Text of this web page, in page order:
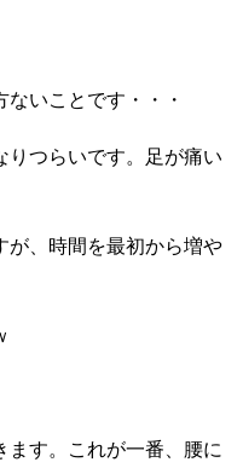
いことです・・・
りつらいです。足が痛い
が、時間を最初から増や
ます。これが一番、腰に